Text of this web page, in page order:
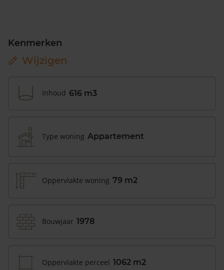
Kenmerken
Wijzigen
Inhoud 616 m3
Type woning Appartement
Oppervlakte woning 79 m2
Bouwjaar 1978
Oppervlakte perceel 1062 m2